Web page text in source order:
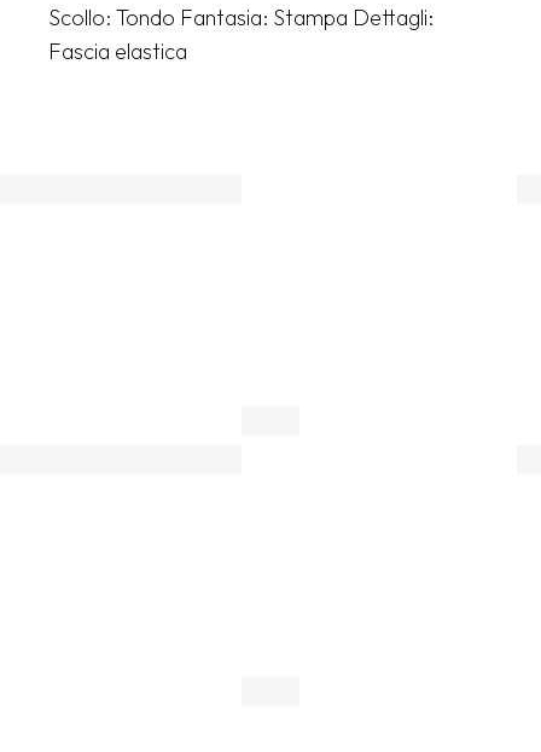
Scollo: Tondo Fantasia: Stampa Dettagli:
Fascia elastica